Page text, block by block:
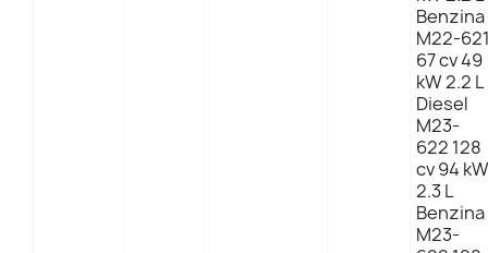
Benzina
M22-
67 cv 49
kW 2.2 L
Diesel
M23-
622 128
cv 94 kW
2.3 L
Benzina
M23-